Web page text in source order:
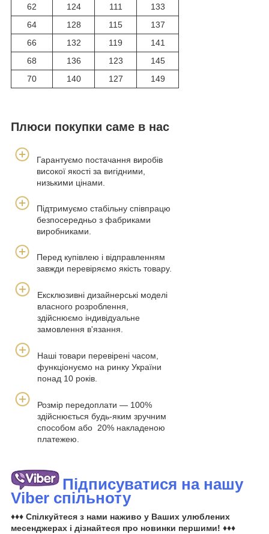
62 124 111
133
64
128 115
137
66
132 119
141
68
136 123
145
70
140 127 149
Плюси покупки саме в нас
Гарантуємо постачання виробів
високої якості за вигідними,
низькими цінами.
Підтримуємо стабільну співпрацю
безпосередньо з фабриками
виробниками.
Перед купівлею і відправленням
завжди перевіряємо якість товару.
Ексклюзивні дизайнерські моделі
власного розроблення,
здійснюємо індивідуальне
замовлення в'язання.
Наші товари перевірені часом,
функціонуємо на ринку України
понад 10 років.
Розмір передоплати — 100%
здійснюється будь-яким зручним
способом або 20% накладеною
платежею.
Підписуватися на нашу
Viber спільноту
♦♦♦ Спілкуйтеся з нами наживо у Ваших улюблених
месенджерах і дізнайтеся про новинки першими! ♦♦♦